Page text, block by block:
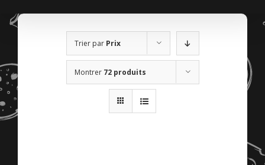
Trier par Prix
Montrer 72 produits